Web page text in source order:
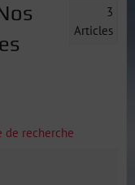
3
Articles
de recherche